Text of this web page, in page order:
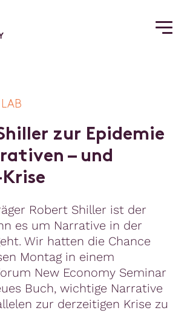
hiller zur Epidemie
rativen – und
Krise
Robert Shiller ist der
es um Narrative in der
Wir hatten die Chance
Montag in einem
New Economy Seminar
Buch, wichtige Narrative
zur derzeitigen Krise zu